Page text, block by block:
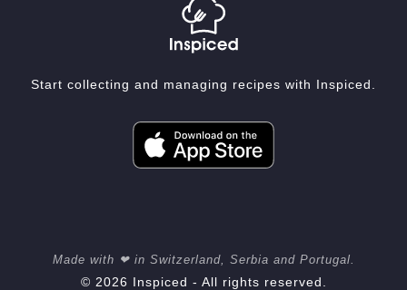
Start collecting and managing recipes with Inspiced.
Made with ❤ in Switzerland, Serbia and Portugal.
© 2026 Inspiced - All rights reserved.